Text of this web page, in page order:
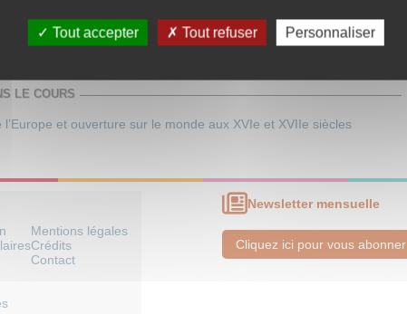
Occidentale >
Espace français
LE COURS
et ouverture sur le monde aux XVIe et XVIIe siècles
Mentions légales
Crédits
Contact
Newsletter mensuelle
Cliquez ici pour vous abonner
Tout accepter Tout refuser Personnaliser